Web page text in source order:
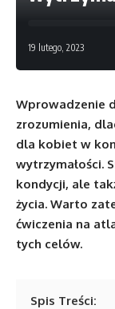
19 lutego, 2023
Wprowadzenie
zrozumienia,
dla kobiet w
wytrzymałości.
kondycji, ale
życia. Warto
ćwiczenia na
tych celów.
Spis Treści: